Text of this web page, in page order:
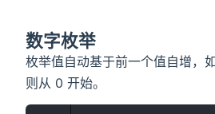
数字枚举
枚举值自动基于前一个值自增，
则从 0 开始。